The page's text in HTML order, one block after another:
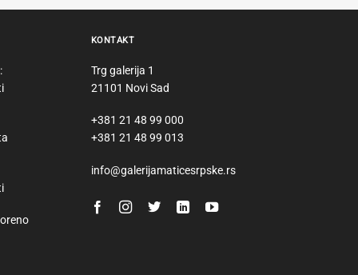
KONTAKT
Trg galerija 1
21101 Novi Sad
+381 21 48 99 000
+381 21 48 99 013
info@galerijamaticesrpske.rs